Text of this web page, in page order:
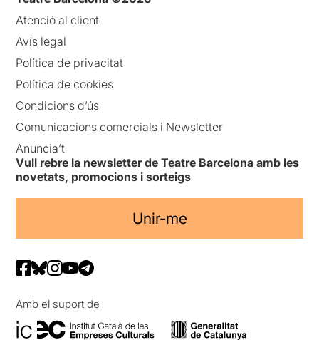
Atenció al client
Avís legal
Política de privacitat
Política de cookies
Condicions d’ús
Comunicacions comercials i Newsletter
Anuncia’t
Vull rebre la newsletter de Teatre Barcelona amb les
novetats, promocions i sorteigs
Unir-me
Amb el suport de